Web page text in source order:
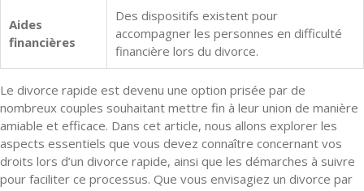
Aides
financières
Des dispositifs existent pour
accompagner les personnes en difficulté
financière lors du divorce.
Le divorce rapide est devenu une option prisée par de
nombreux couples souhaitant mettre fin à leur union de manière
amiable et efficace. Dans cet article, nous allons explorer les
aspects essentiels que vous devez connaître concernant vos
droits lors d’un divorce rapide, ainsi que les démarches à suivre
pour faciliter ce processus. Que vous envisagiez un divorce par